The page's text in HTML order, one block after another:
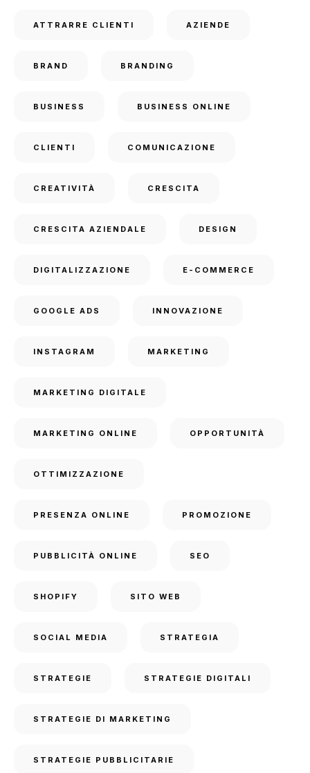
ATTRARRE CLIENTI AZIENDE
BRAND BRANDING
BUSINESS BUSINESS ONLINE
CLIENTI COMUNICAZIONE
CREATIVITÀ CRESCITA
CRESCITA AZIENDALE DESIGN
DIGITALIZZAZIONE E-COMMERCE
GOOGLE ADS INNOVAZIONE
INSTAGRAM MARKETING
MARKETING DIGITALE
MARKETING ONLINE OPPORTUNITÀ
OTTIMIZZAZIONE
PRESENZA ONLINE PROMOZIONE
PUBBLICITÀ ONLINE SEO
SHOPIFY SITO WEB
SOCIAL MEDIA STRATEGIA
STRATEGIE STRATEGIE DIGITALI
STRATEGIE DI MARKETING
STRATEGIE PUBBLICITARIE